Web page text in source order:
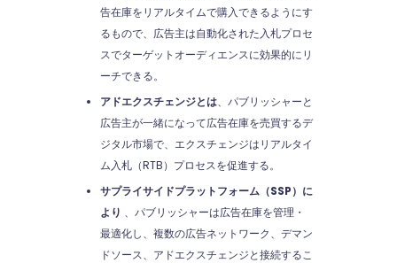
告在庫をリアルタイムで購入できるようにす
るもので、広告主は自動化された入札プロセ
スでターゲットオーディエンスに効果的にリ
ーチできる。
アドエクスチェンジとは、パブリッシャーと
広告主が一緒になって広告在庫を売買するデ
ジタル市場で、エクスチェンジはリアルタイ
ム入札（RTB）プロセスを促進する。
サプライサイドプラットフォーム（SSP）に
より 、パブリッシャーは広告在庫を管理・
最適化し、複数の広告ネットワーク、デマン
ドソース、アドエクスチェンジと接続するこ